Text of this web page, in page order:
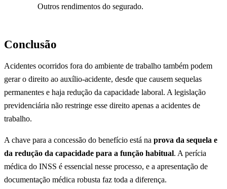
Outros rendimentos do segurado.
Conclusão
Acidentes ocorridos fora do ambiente de trabalho também podem
gerar o direito ao auxílio-acidente, desde que causem sequelas
permanentes e haja redução da capacidade laboral. A legislação
previdenciária não restringe esse direito apenas a acidentes de
trabalho.
A chave para a concessão do benefício está na prova da sequela e
da redução da capacidade para a função habitual. A perícia
médica do INSS é essencial nesse processo, e a apresentação de
documentação médica robusta faz toda a diferença.